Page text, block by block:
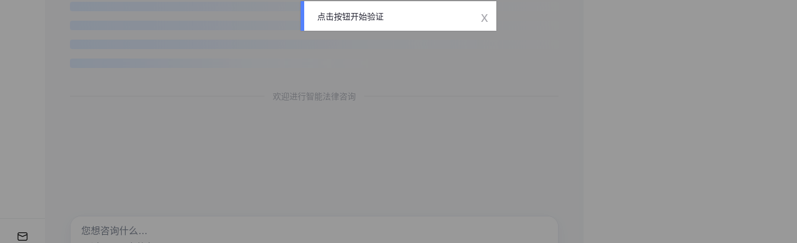
欢迎进行智能法律咨询
点击按钮开始验证 x